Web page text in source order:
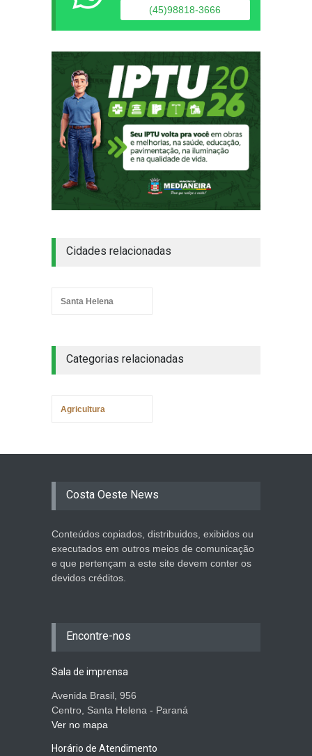
(45)98818-3666
Cidades relacionadas
Santa Helena
Categorias relacionadas
Agricultura
Costa Oeste News
Conteúdos copiados, distribuidos, exibidos ou
executados em outros meios de comunicação
e que pertençam a este site devem conter os
devidos créditos.
Encontre-nos
Sala de imprensa
Avenida Brasil, 956
Centro, Santa Helena - Paraná
Ver no mapa
Horário de Atendimento